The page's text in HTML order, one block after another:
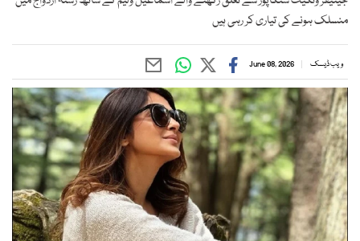
منسلک ہونے کی تیاری کر رہی ہیں
ویب ڈیسک June 08, 2026